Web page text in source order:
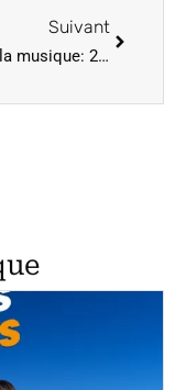
Suivant
Fête de la musique: 268 interpellations en France, « aucun débordement majeur »